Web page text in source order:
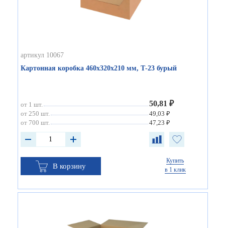
артикул 10067
Картонная коробка 460х320х210 мм, Т-23 бурый
от 1 шт. 50,81 ₽
от 250 шт.
49,03 ₽
от 700 шт.
47,23 ₽
В корзину
Купить
в 1 клик